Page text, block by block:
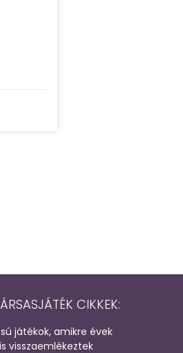
CIKKEK:
játékok, amikre évek
visszaemlékeztek